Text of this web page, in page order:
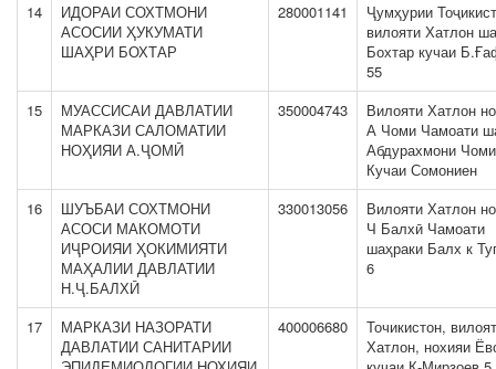
14
ИДОРАИ СОХТМОНИ
АСОСИИ ҲУКУМАТИ
ШАҲРИ БОХТАР
280001141
Ҷумҳурии
вилояти Хатлон
Бохтар кучаи
55
15
МУАССИСАИ ДАВЛАТИИ
МАРКАЗИ САЛОМАТИИ
НОҲИЯИ А.ҶОМӢ
350004743
Вилояти Хатлон
А Чоми Чамоати
Абдурахмони Чоми
Кучаи Сомониен
16
ШУЪБАИ СОХТМОНИ
АСОСИ МАКОМОТИ
ИҶРОИЯИ ҲОКИМИЯТИ
МАҲАЛИИ ДАВЛАТИИ
Н.Ҷ.БАЛХӢ
330013056
Вилояти Хатлон
Ч Балхӣ Чамоати
шаҳраки Балх к
6
17
МАРКАЗИ НАЗОРАТИ
ДАВЛАТИИ САНИТАРИИ
400006680
Точикистон,
Хатлон, нохияи